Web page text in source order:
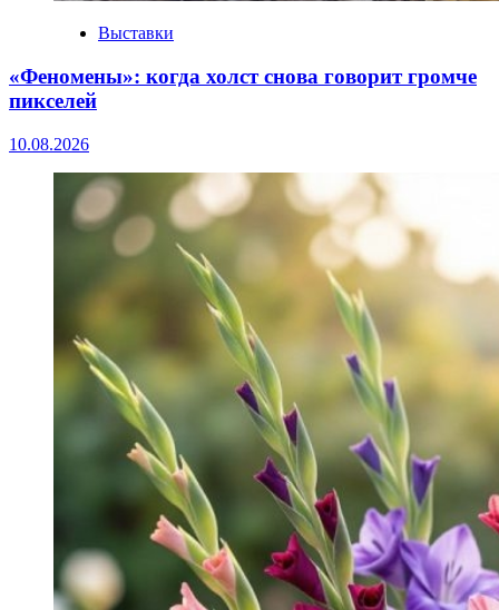
Выставки
«Феномены»: когда холст снова говорит громче
пикселей
10.08.2026